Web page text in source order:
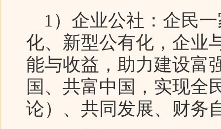
1）企业公社：企民
化、新型公有化，企业
能与收益，助力建设富
国、共富中国，实现全
论）、共同发展、财务